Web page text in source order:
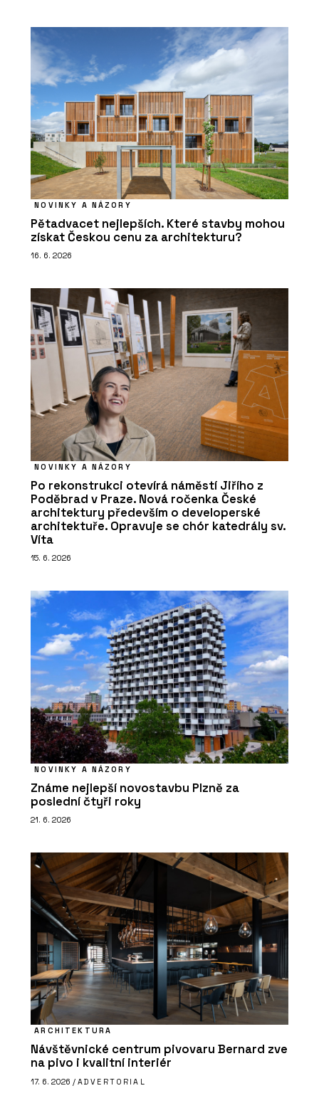
NOVINKY A NÁZORY
Pětadvacet nejlepších. Které stavby mohou
získat Českou cenu za architekturu?
16. 6. 2026
NOVINKY A NÁZORY
Po rekonstrukci otevírá náměstí Jiřího z
Poděbrad v Praze. Nová ročenka České
architektury především o developerské
architektuře. Opravuje se chór katedrály sv.
Víta
15. 6. 2026
NOVINKY A NÁZORY
Známe nejlepší novostavbu Plzně za
poslední čtyři roky
21. 6. 2026
ARCHITEKTURA
Návštěvnické centrum pivovaru Bernard zve
na pivo i kvalitní interiér
17. 6. 2026 / ADVERTORIAL